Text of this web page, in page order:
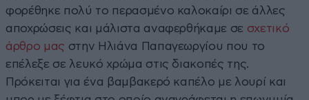
φορέθηκε πολύ το περασμένο καλοκαίρι σε άλλες
αποχρώσεις και μάλιστα αναφερθήκαμε σε σχετικό
άρθρο μας στην Ηλιάνα Παπαγεωργίου που το
επέλεξε σε λευκό χρώμα στις διακοπές της.
Πρόκειται για ένα βαμβακερό καπέλο με λουρί και